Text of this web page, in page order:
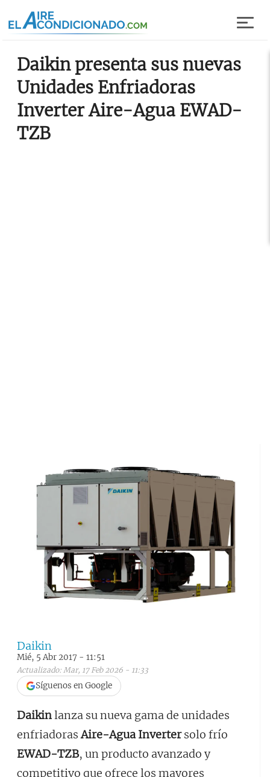
Daikin presenta sus nuevas
Unidades Enfriadoras
Inverter Aire-Agua EWAD-
TZB
Daikin
Mié, 5 Abr 2017 - 11:51
Actualizado: Mar, 17 Feb 2026 - 11:33
Síguenos en Google
Daikinlanza su nueva gama de unidades
enfriadorasAire-Agua Invertersolo frío
EWAD-TZB, un producto avanzado y
competitivo que ofrece los mayores